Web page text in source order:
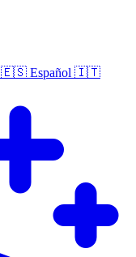
🇪🇸 Español 🇮🇹